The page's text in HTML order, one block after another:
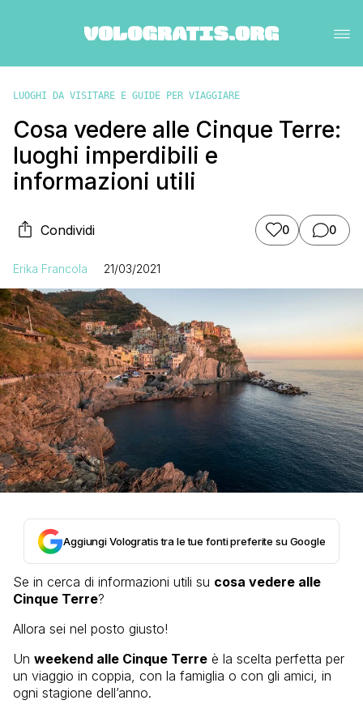
LUOGHI DA VISITARE E GUIDE PER VIAGGIARE
Cosa vedere alle Cinque Terre:
luoghi imperdibili e
informazioni utili
Condividi 0 0
Erika Francola 21/03/2021
Aggiungi Vologratis tra le tue fonti preferite su Google
Se in cerca di informazioni utili su cosa vedere alle
Cinque Terre?
Allora sei nel posto giusto!
Un weekend alle Cinque Terre è la scelta perfetta per
un viaggio in coppia, con la famiglia o con gli amici, in
ogni stagione dell’anno.